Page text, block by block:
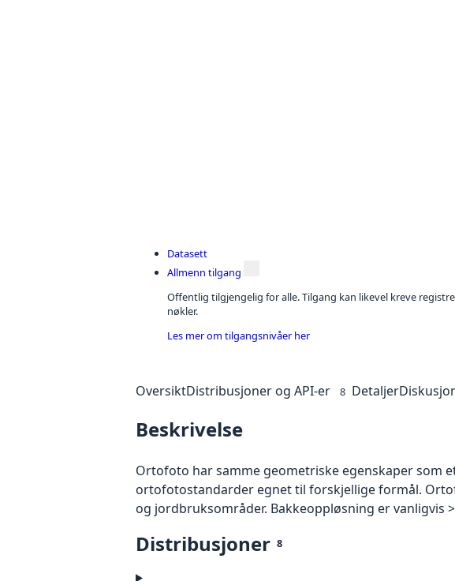
Datasett
Allmenn tilgang
Offentlig tilgjengelig for alle. Tilgang kan likevel kreve
nøkler.
Les mer om tilgangsnivåer her
OversiktDistribusjoner og API-er 8 Detaljer
Beskrivelse
Ortofoto har samme geometriske egenskaper som
ortofotostandarder egnet til forskjellige formål.
og jordbruksområder. Bakkeoppløsning er vanligvis
Distribusjoner 8